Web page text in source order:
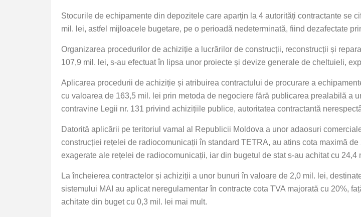
Stocurile de echipamente din depozitele care aparțin la 4 autorități contractante se
mil. lei, astfel mijloacele bugetare, pe o perioadă nedeterminată, fiind dezafectate
Organizarea procedurilor de achiziție a lucrărilor de construcții, reconstrucții și
107,9 mil. lei, s-au efectuat în lipsa unor proiecte și devize generale de cheltuieli,
Aplicarea procedurii de achiziție și atribuirea contractului de procurare a
cu valoarea de 163,5 mil. lei prin metoda de negociere fără publicarea prealabilă a
contravine Legii nr. 131 privind achizițiile publice, autoritatea contractantă
Datorită aplicării pe teritoriul vamal al Republicii Moldova a unor adaosuri
construcției rețelei de radiocomunicații în standard TETRA, au atins cota maximă
exagerate ale rețelei de radiocomunicații, iar din bugetul de stat s-au achitat cu 24,4
La încheierea contractelor și achiziții a unor bunuri în valoare de 2,0 mil. lei,
sistemului MAI au aplicat neregulamentar în contracte cota TVA majorată cu 20%,
achitate din buget cu 0,3 mil. lei mai mult.